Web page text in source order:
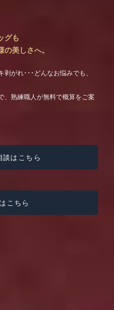
グも
美しさへ。
がれ･･･どんなお悩みでも、
、熟練職人が無料で概算をご案
はこちら
こちら